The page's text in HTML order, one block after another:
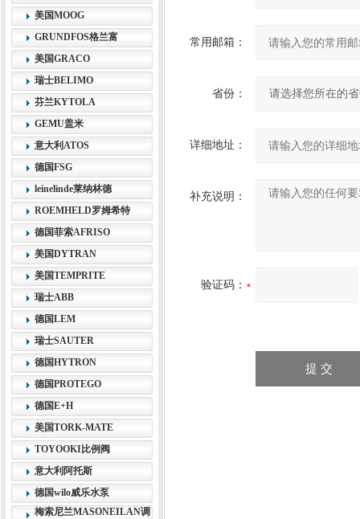
美国MOOG
GRUNDFOS格兰富
美国GRACO
瑞士BELIMO
芬兰KYTOLA
GEMU盖米
意大利ATOS
德国FSG
leinelinde莱纳林德
ROEMHELD罗姆希特
德国菲索AFRISO
美国DYTRAN
美国TEMPRITE
瑞士ABB
德国LEM
瑞士SAUTER
德国HYTRON
德国PROTEGO
德国E+H
美国TORK-MATE
TOYOOKI比例阀
意大利阿托斯
德国wilo威乐水泵
梅索尼兰MASONEILAN调
常用邮箱：
省份：
详细地址：
补充说明：
验证码：